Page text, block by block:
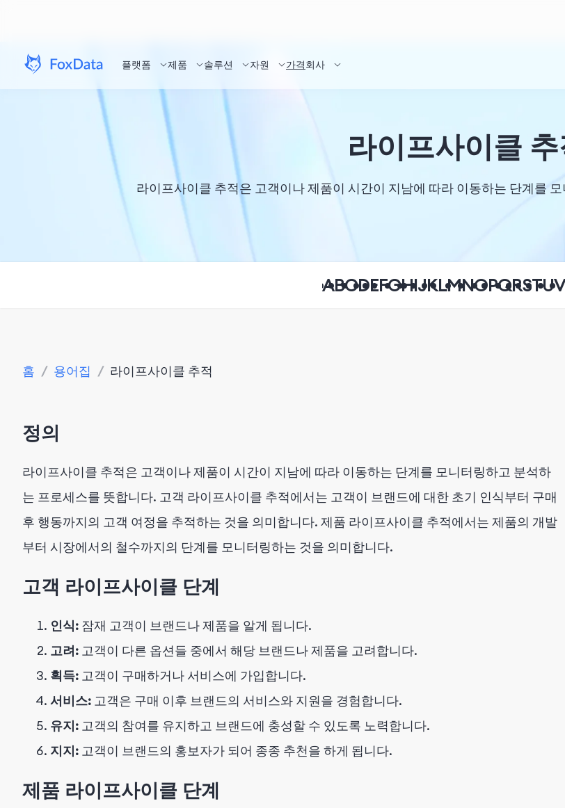
플랫폼 제품 솔루션 자원 가격회사
라이프사이클 추
라이프사이클 추적은 고객이나 제품이 시간이 지남에 따라 이동하는 단계를
ABCDEFGHIJKLMNOPQRSTUV
홈 / 용어집 / 라이프사이클 추적
정의
라이프사이클 추적은 고객이나 제품이 시간이 지남에 따라 이동하는 단계를 모니터링하고 분석하
는 프로세스를 뜻합니다. 고객 라이프사이클 추적에서는 고객이 브랜드에 대한 초기 인식부터 구매
후 행동까지의 고객 여정을 추적하는 것을 의미합니다. 제품 라이프사이클 추적에서는 제품의 개발
부터 시장에서의 철수까지의 단계를 모니터링하는 것을 의미합니다.
고객 라이프사이클 단계
인식: 잠재 고객이 브랜드나 제품을 알게 됩니다.
고려: 고객이 다른 옵션들 중에서 해당 브랜드나 제품을 고려합니다.
획득: 고객이 구매하거나 서비스에 가입합니다.
서비스: 고객은 구매 이후 브랜드의 서비스와 지원을 경험합니다.
유지: 고객의 참여를 유지하고 브랜드에 충성할 수 있도록 노력합니다.
지지: 고객이 브랜드의 홍보자가 되어 종종 추천을 하게 됩니다.
제품 라이프사이클 단계